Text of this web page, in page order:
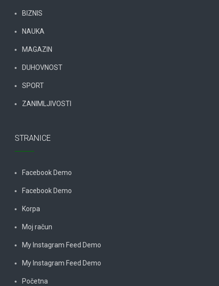
BIZNIS
NAUKA
MAGAZIN
DUHOVNOST
SPORT
ZANIMLJIVOSTI
STRANICE
Facebook Demo
Facebook Demo
Korpa
Moj račun
My Instagram Feed Demo
My Instagram Feed Demo
Početna